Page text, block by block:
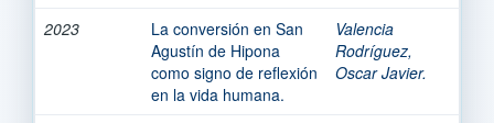
2023
La conversión en San
Agustín de Hipona
como signo de reflexión
en la vida humana.
Valencia
Rodríguez,
Oscar Javier.